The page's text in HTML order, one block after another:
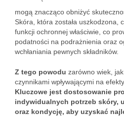
mogą znacząco obniżyć
Skóra, która została uszkodzona,
funkcji ochronnej właściwie, co
podatności na podrażnienia oraz
wchłaniania pewnych składników.
Z tego powodu zarówno wiek,
czynnikami wpływającymi na
Kluczowe jest dostosowanie
indywidualnych potrzeb skóry,
oraz kondycję, aby uzyskać